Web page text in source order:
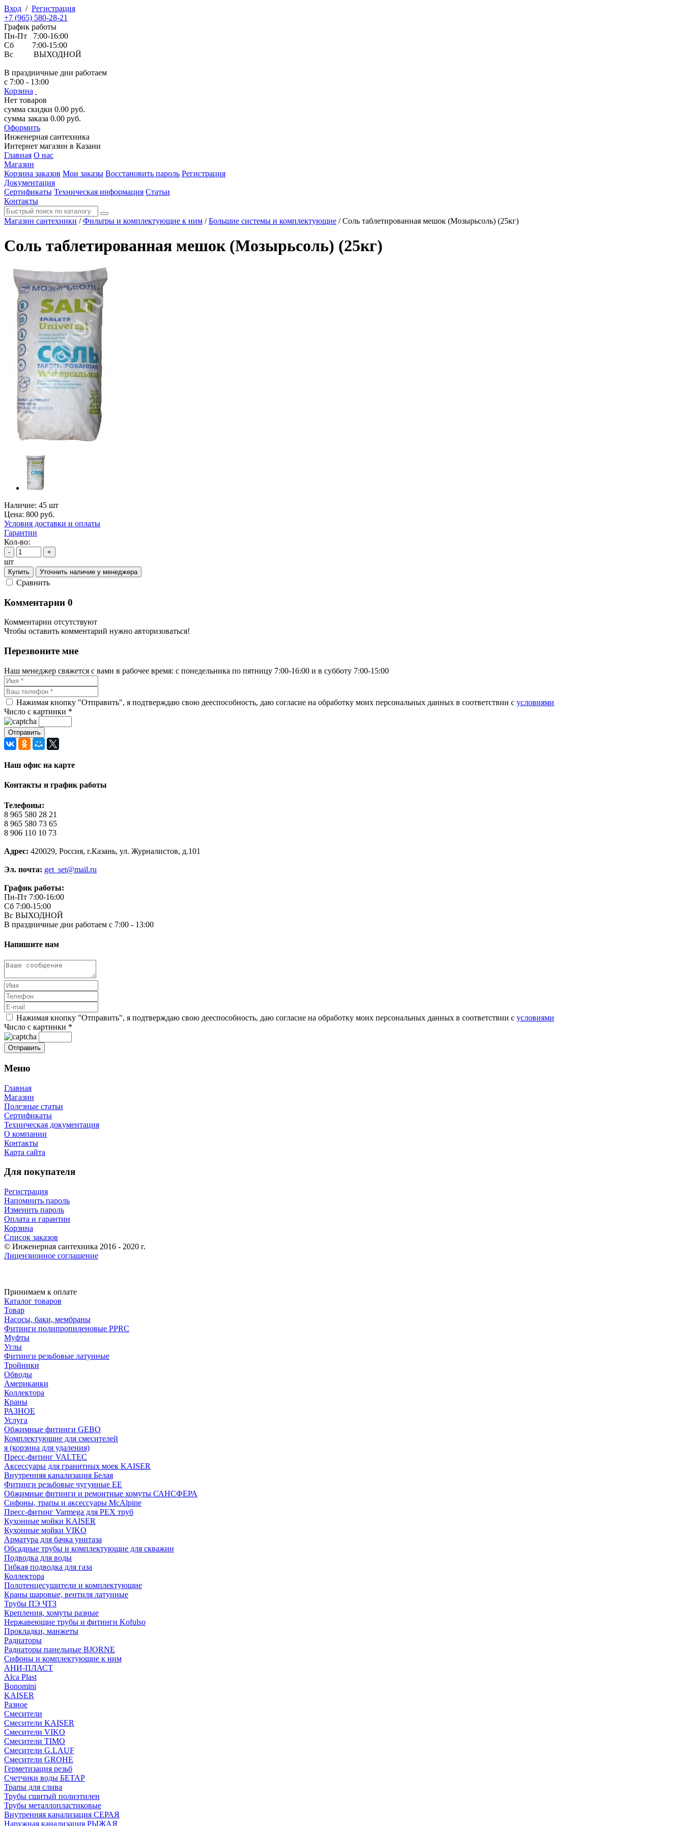
Вход / Регистрация
+7 (965) 580-28-21
График работы
Пн-Пт 7:00-16:00
Сб 7:00-15:00
Вс ВЫХОДНОЙ
В праздничные дни работаем
с 7:00 - 13:00
Корзина
Нет товаров
сумма скидки 0.00 руб.
сумма заказа 0.00 руб.
Оформить
Инженерная сантехника
Интернет магазин в Казани
Главная О нас
Магазин
Корзина заказов Мои заказы Восстановить пароль Регистрация
Документация
Сертификаты Техническая информация Статьи
Контакты
Магазин сантехники / Фильтры и комплектующие к ним / Большие системы и комплектующие / Соль таблетированная мешок (Мозырьсоль) (25кг)
Соль таблетированная мешок (Мозырьсоль) (25кг)
Наличие: 45 шт
Цена: 800 руб.
Условия доставки и оплаты
Гарантии
Кол-во:
- +
шт
Купить Уточнить наличие у менеджера
Cравнить
Комментарии 0
Комментарии отсутствуют
Чтобы оставить комментарий нужно авторизоваться!
Перезвоните мне
Наш менеджер свяжется с вами в рабочее время: с понедельника по пятницу 7:00-16:00 и в субботу 7:00-15:00
Нажимая кнопку "Отправить", я подтверждаю свою дееспособность, даю согласие на обработку моих персональных данных в соответствии с условиями
Число с картинки *
Наш офис на карте
Контакты и график работы
Телефоны:
8 965 580 28 21
8 965 580 73 65
8 906 110 10 73
Адрес: 420029, Россия, г.Казань, ул. Журналистов, д.101
Эл. почта: get_set@mail.ru
График работы:
Пн-Пт 7:00-16:00
Сб 7:00-15:00
Вс ВЫХОДНОЙ
В праздничные дни работаем с 7:00 - 13:00
Напишите нам
Нажимая кнопку "Отправить", я подтверждаю свою дееспособность, даю согласие на обработку моих персональных данных в соответствии с условиями
Число с картинки *
Меню
Главная
Магазин
Полезные статьи
Сертификаты
Техническая документация
О компании
Контакты
Карта сайта
Для покупателя
Регистрация
Напомнить пароль
Изменить пароль
Оплата и гарантии
Корзина
Список заказов
© Инженерная сантехника 2016 - 2020 г.
Лицензионное соглашение
Принимаем к оплате
Каталог товаров
Товар
Насосы, баки, мембраны
Фитинги полипропиленовые PPRC
Муфты
Углы
Фитинги резьбовые латунные
Тройники
Обводы
Американки
Коллектора
Краны
РАЗНОЕ
Услуга
Обжимные фитинги GEBO
Комплектующие для смесителей
я (корзина для удаления)
Пресс-фитинг VALTEC
Аксессуары для гранитных моек KAISER
Внутренняя канализация Белая
Фитинги резьбовые чугунные EE
Обжимные фитинги и ремонтные хомуты САНСФЕРА
Сифоны, трапы и аксессуары McAlpine
Пресс-фитинг Varmega для PEX труб
Кухонные мойки KAISER
Кухонные мойки VIKO
Арматура для бачка унитаза
Обсадные трубы и комплектующие для скважин
Подводка для воды
Гибкая подводка для газа
Коллектора
Полотенцесушители и комплектующие
Краны шаровые, вентиля латунные
Трубы ПЭ ЧТЗ
Крепления, хомуты разные
Нержавеющие трубы и фитинги Kofulso
Прокладки, манжеты
Радиаторы
Радиаторы панельные BJORNE
Сифоны и комплектующие к ним
АНИ-ПЛАСТ
Alca Plast
Bonomini
KAISER
Разное
Смесители
Смесители KAISER
Смесители VIKO
Смесители TIMO
Смесители G.LAUF
Смесители GROHE
Герметизация резьб
Счетчики воды БЕТАР
Трапы для слива
Трубы сшитый полиэтилен
Трубы металлопластиковые
Внутренняя канализация СЕРАЯ
Наружная канализация РЫЖАЯ